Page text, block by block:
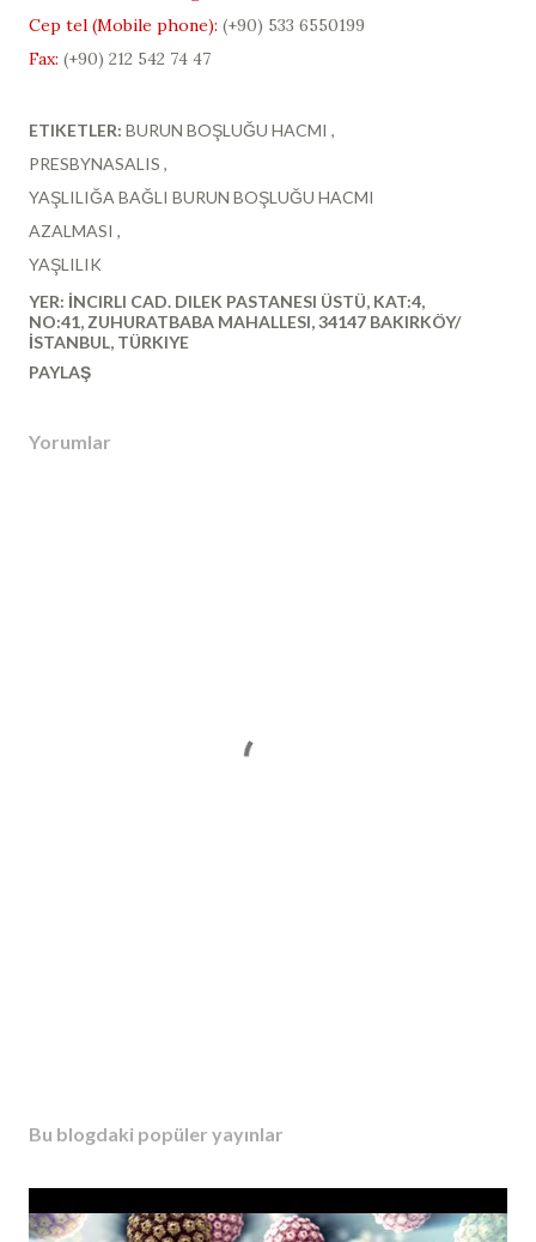
Cep tel (Mobile phone): (+90) 533 6550199
Fax: (+90) 212 542 74 47
ETIKETLER: BURUN BOŞLUĞU HACMI
PRESBYNASALIS
YAŞLILIĞA BAĞLI BURUN BOŞLUĞU HACMI
AZALMASI
YAŞLILIK
YER: İNCIRLI CAD. DILEK PASTANESI ÜSTÜ, KAT:4,
NO:41, ZUHURATBABA MAHALLESI, 34147 BAKIRKÖY/
İSTANBUL, TÜRKIYE
PAYLAŞ
Yorumlar
Bu blogdaki popüler yayınlar